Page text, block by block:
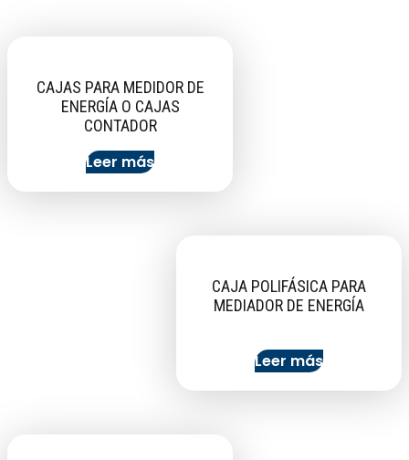
CAJAS PARA MEDIDOR DE
ENERGÍA O CAJAS
CONTADOR
Leer más
CAJA POLIFÁSICA PARA
MEDIADOR DE ENERGÍA
Leer más